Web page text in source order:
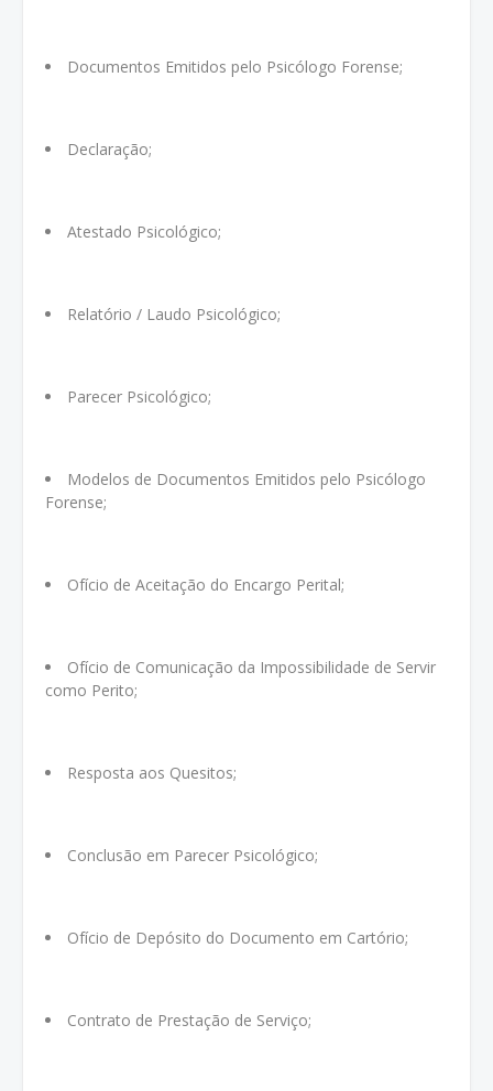
Documentos Emitidos pelo Psicólogo Forense;
Declaração;
Atestado Psicológico;
Relatório / Laudo Psicológico;
Parecer Psicológico;
Modelos de Documentos Emitidos pelo Psicólogo
Forense;
Ofício de Aceitação do Encargo Perital;
Ofício de Comunicação da Impossibilidade de Servir
como Perito;
Resposta aos Quesitos;
Conclusão em Parecer Psicológico;
Ofício de Depósito do Documento em Cartório;
Contrato de Prestação de Serviço;